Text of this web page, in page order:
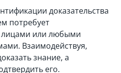
доказательства
потребует
лицами или любыми
Взаимодействуя,
знание, а
его.